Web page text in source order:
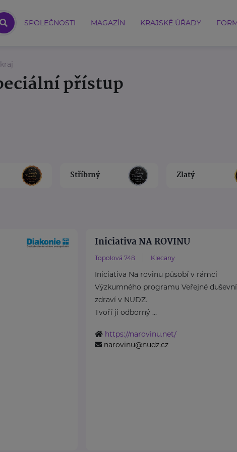
SPOLEČNOSTI MAGAZÍN KRAJSKÉ ÚŘADY
přístup
Stříbrný Zlatý
Iniciativa NA ROVINU
Topolová 748 Klecany
Iniciativa Na rovinu působí v rámci
Výzkumného programu Veřejné duševní
zdraví v NUDZ.
Tvoří ji odborný ...
https://narovinu.net/
narovinu@nudz.cz